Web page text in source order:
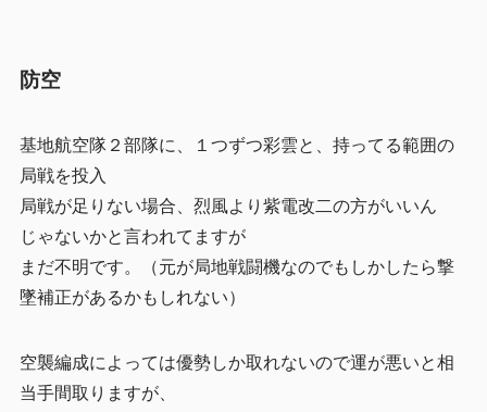
防空
基地航空隊２部隊に、１つずつ彩雲と、持ってる範囲の
局戦を投入
局戦が足りない場合、烈風より紫電改二の方がいいん
じゃないかと言われてますが
まだ不明です。（元が局地戦闘機なのでもしかしたら撃
墜補正があるかもしれない）
空襲編成によっては優勢しか取れないので運が悪いと相
当手間取りますが、